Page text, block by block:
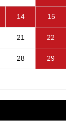
14 15
21 22
28 29